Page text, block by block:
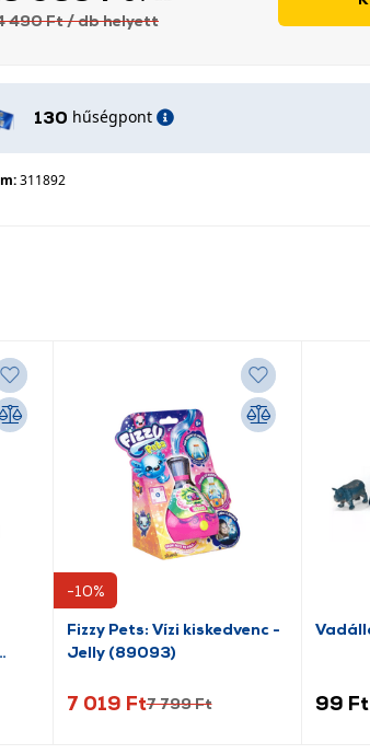
490 Ft/ dbhelyett
130 hűségpont
311892
-10%
Fizzy Pets: Vízi kiskedvenc -
Jelly (89093)
7 019 Ft7 799 Ft 99 Ft